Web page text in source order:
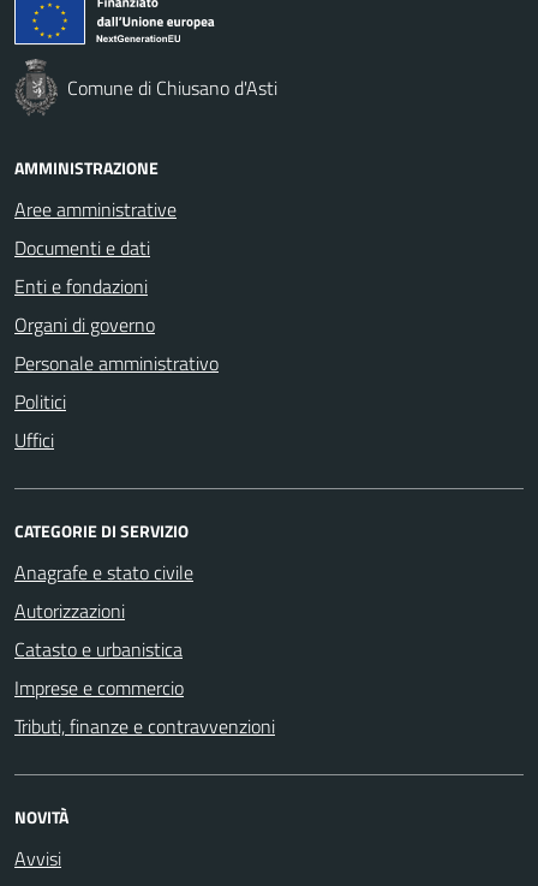
Comune di Chiusano d'Asti
AMMINISTRAZIONE
Aree amministrative
Documenti e dati
Enti e fondazioni
Organi di governo
Personale amministrativo
Politici
Uffici
CATEGORIE DI SERVIZIO
Anagrafe e stato civile
Autorizzazioni
Catasto e urbanistica
Imprese e commercio
Tributi, finanze e contravvenzioni
NOVITÀ
Avvisi